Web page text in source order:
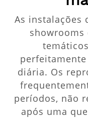
As instalações
showrooms
diária. Os
períodos, não
após uma